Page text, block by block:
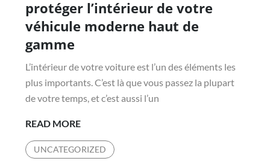
protéger l’intérieur de votre
véhicule moderne haut de
gamme
L’intérieur de votre voiture est l’un des éléments les
plus importants. C’est là que vous passez la plupart
de votre temps, et c’est aussi l’un
READ MOREDES
MOYENS
INTELLIGENTS
UNCATEGORIZED